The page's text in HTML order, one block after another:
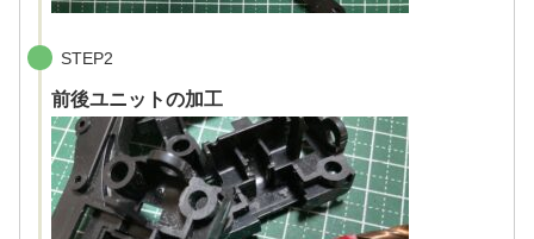
STEP2
前後ユニットの加工